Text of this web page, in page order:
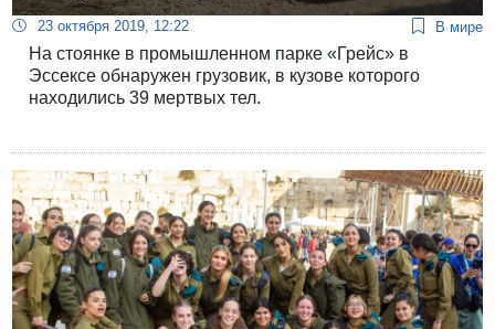
23 октября 2019, 12:22 В мире
На стоянке в промышленном парке «Грейс» в
Эссексе обнаружен грузовик, в кузове которого
находились 39 мертвых тел.